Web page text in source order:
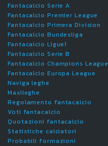
Fantacalcio Serie A
Fantacalcio Premier League
Fantacalcio Primera Division
Fantacalcio Bundesliga
Fantacalcio Ligue1
Fantacalcio Serie B
Fantacalcio Champions League
Fantacalcio Europa League
Naviga leghe
Maxileghe
Regolamento fantacalcio
Voti fantacalcio
Quotazioni fantacalcio
Statistiche calciatori
Probabili formazioni